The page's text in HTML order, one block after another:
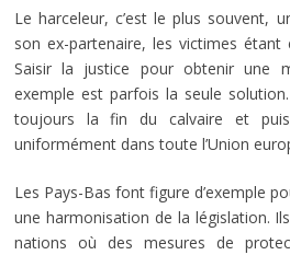
Le harceleur, c’est le plus souvent,
son ex-partenaire, les victimes
Saisir la justice pour obtenir une
exemple est parfois la seule
toujours la fin du calvaire et
uniformément dans toute l’Union
Les Pays-Bas font figure d’exemple
une harmonisation de la législation.
nations où des mesures de